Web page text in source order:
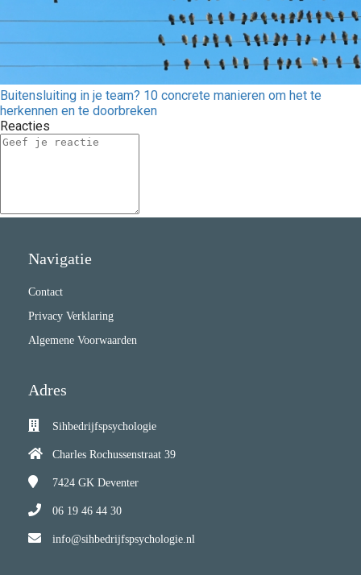
Buitensluiting in je team? 10 concrete manieren om het te
herkennen en te doorbreken
Reacties
Navigatie
Contact
Privacy Verklaring
Algemene Voorwaarden
Adres
Sihbedrijfspsychologie
Charles Rochussenstraat 39
7424 GK Deventer
06 19 46 44 30
info@sihbedrijfspsychologie.nl